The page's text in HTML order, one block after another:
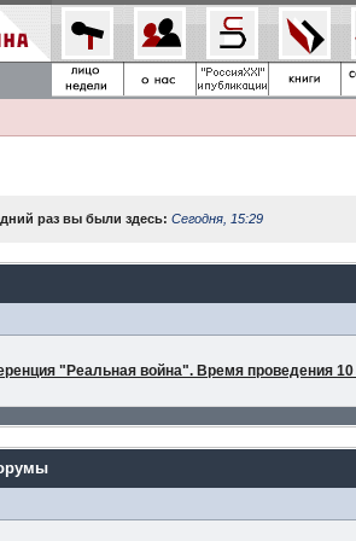
раз вы были здесь:Сегодня, 15:29
"Реальная война". Время проведения 10